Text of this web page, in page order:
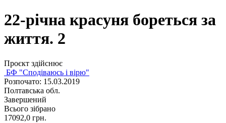
22-річна красуня бореться за
життя. 2
Проєкт здійснює
БФ "Сподіваюсь і вірю"
Розпочато: 15.03.2019
Полтавська обл.
Завершений
Всього зібрано
17092,0 грн.